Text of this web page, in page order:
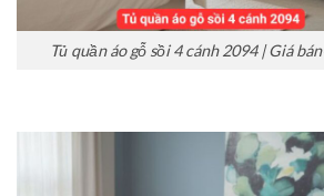
Tủ quần áo gỗ sồi 4 cánh 2094 | Giá